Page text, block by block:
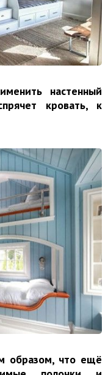
настенный
кровать, к
образом, что ещё